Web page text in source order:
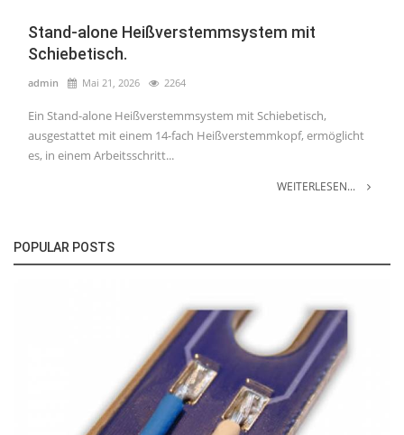
Stand-alone Heißverstemmsystem mit
Schiebetisch.
admin Mai 21, 2026 2264
Ein Stand-alone Heißverstemmsystem mit Schiebetisch,
ausgestattet mit einem 14-fach Heißverstemmkopf, ermöglicht
es, in einem Arbeitsschritt...
WEITERLESEN...
POPULAR POSTS